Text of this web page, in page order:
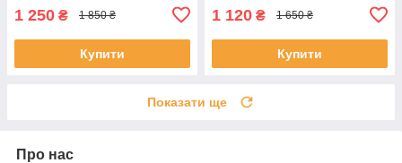
1 250 ₴ 1 850 ₴
Купити
1 120 ₴ 1 650 ₴
Купити
Показати ще
Про нас